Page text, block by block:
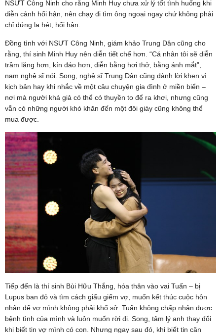
NSƯT Công Ninh cho rằng Minh Huy chưa xử lý tốt tình huống khi
diễn cảnh hối hận, nên chạy đi tìm ông ngoại ngay chứ không phải
chỉ đứng la hét, hối hận.
Đồng tình với NSƯT Công Ninh, giám khảo Trung Dân cũng cho
rằng, thí sinh Minh Huy nên diễn tiết chế hơn. “Cá nhân tôi sẽ diễn
trầm lặng hơn, kín đáo hơn, diễn bằng hơi thở, bằng ánh mắt”,
nam nghệ sĩ nói. Song, nghệ sĩ Trung Dân cũng dành lời khen vì
kịch bản hay khi nhắc về một câu chuyện gia đình ở miền biển –
nơi mà người khá giả có thể có thuyền to để ra khơi, nhưng cũng
vẫn có những người khó khăn đến một đôi giày cũng không thể
mua được.
Tiếp đến là thí sinh Bùi Hữu Thắng, hóa thân vào vai Tuấn – bị
Lupus ban đỏ và tìm cách giấu giếm vợ, muốn kết thúc cuộc hôn
nhân để vợ mình không phải khổ sở. Tuấn không chấp nhận được
bệnh tình của mình và luôn muốn rời đi. Song, tâm lý anh thay đổi
khi biết tin vợ mình có con. Nhưng ngay sau đó, khi biết tin căn